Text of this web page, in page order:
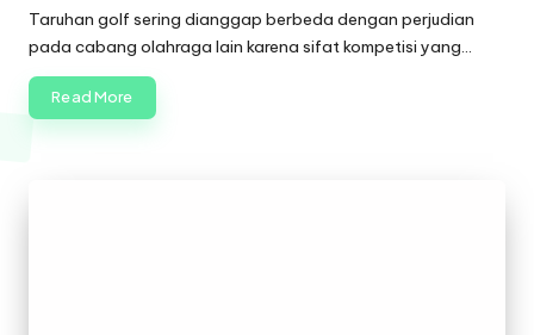
by
Taruhan golf sering dianggap berbeda dengan perjudian
pada cabang olahraga lain karena sifat kompetisi yang…
Read More